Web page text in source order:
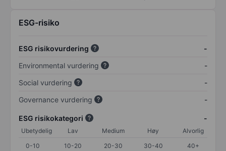
ESG-risiko
ESG risikovurdering
-
Environmental vurdering
-
Social vurdering
-
Governance vurdering
-
ESG risikokategori -
Ubetydelig Lav Medium Høy
Alvorlig
0-10
10-20 20-30 30-40 40+